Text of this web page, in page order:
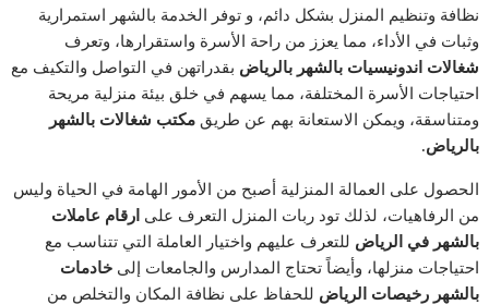
نظافة وتنظيم المنزل بشكل دائم، و توفر الخدمة بالشهر استمرارية
وثبات في الأداء، مما يعزز من راحة الأسرة واستقرارها، وتعرف
شغالات اندونيسيات بالشهر بالرياض بقدراتهن في التواصل والتكيف مع
احتياجات الأسرة المختلفة، مما يسهم في خلق بيئة منزلية مريحة
ومتناسقة، ويمكن الاستعانة بهم عن طريقمكتب شغالات بالشهر
بالرياض.
الحصول على العمالة المنزلية أصبح من الأمور الهامة في الحياة وليس
من الرفاهيات، لذلك تود ربات المنزل التعرف علىارقام عاملات
بالشهر في الرياض للتعرف عليهم واختيار العاملة التي تتناسب مع
احتياجات منزلها، وأيضاً تحتاج المدارس والجامعات إلىخادمات
بالشهر رخيصات الرياض للحفاظ على نظافة المكان والتخلص من